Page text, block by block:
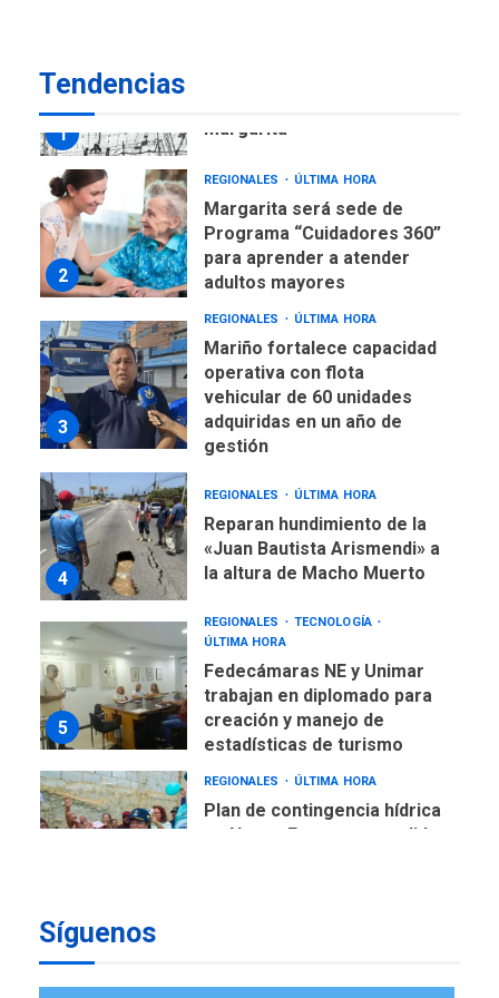
Tendencias
1
Margarita
2
REGIONALES ÚLTIMA HORA
Margarita será sede de
Programa “Cuidadores 360”
para aprender a atender
adultos mayores
3
REGIONALES ÚLTIMA HORA
Mariño fortalece capacidad
operativa con flota
vehicular de 60 unidades
adquiridas en un año de
gestión
4
REGIONALES ÚLTIMA HORA
Reparan hundimiento de la
«Juan Bautista Arismendi» a
la altura de Macho Muerto
5
REGIONALES
TECNOLOGÍA
ÚLTIMA HORA
Fedecámaras NE y Unimar
trabajan en diplomado para
creación y manejo de
estadísticas de turismo
REGIONALES ÚLTIMA HORA
Plan de contingencia hídrica
en Nueva Esparta consolida
Síguenos